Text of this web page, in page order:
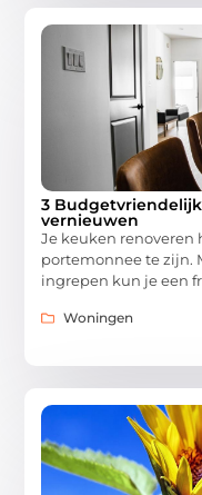
3
vernieuwen
Je keuken renoveren
portemonnee te zijn.
ingrepen kun je een
Woningen